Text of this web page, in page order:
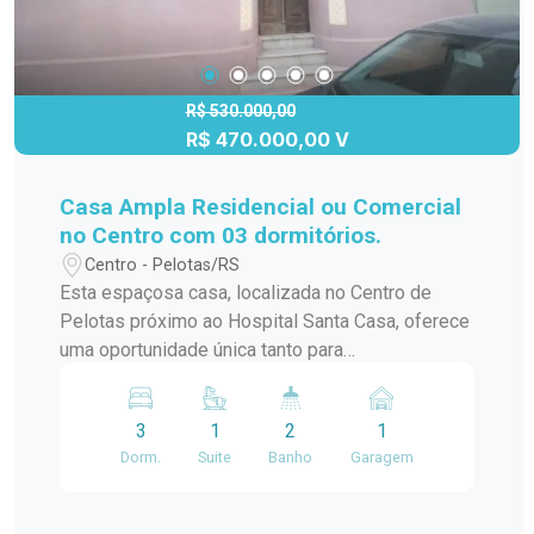
conosco e agende uma visita. #altopadrao#
R$ 530.000,00
R$ 470.000,00 V
Casa Ampla Residencial ou Comercial
no Centro com 03 dormitórios.
Centro - Pelotas/RS
Esta espaçosa casa, localizada no Centro de
Pelotas próximo ao Hospital Santa Casa, oferece
uma oportunidade única tanto para
residência. Características Principais:
Localização Privilegiada: Situada a poucos
metros do Hospital Santa Casa, esta casa
3
Dorm.
1
Suite
2
Banho
1
Garagem